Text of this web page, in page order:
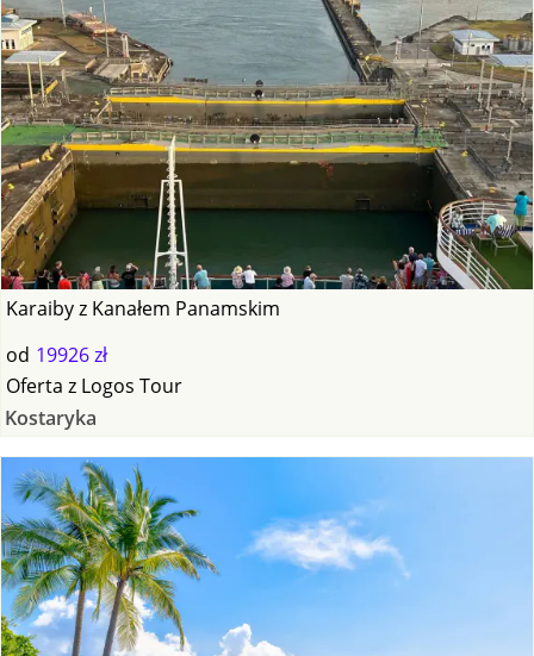
Karaiby z Kanałem Panamskim
od 19926 zł
Oferta z Logos Tour
Kostaryka